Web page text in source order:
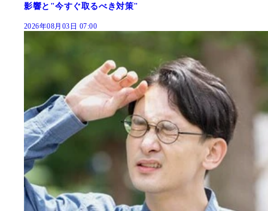
影響と"今すぐ取るべき対策"
2026年08月03日 07:00